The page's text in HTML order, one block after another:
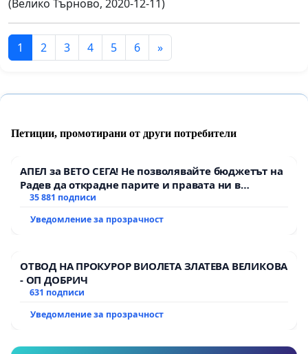
(Велико Търново, 2020-12-11)
1 2 3 4 5 6 »
Петиции, промотирани от други потребители
АПЕЛ за ВЕТО СЕГА! Не позволявайте бюджетът на
Радев да открадне парите и правата ни в
тъмното
35 881 подписи
Уведомление за прозрачност
ОТВОД НА ПРОКУРОР ВИОЛЕТА ЗЛАТЕВА ВЕЛИКОВА
- ОП ДОБРИЧ
631 подписи
Уведомление за прозрачност